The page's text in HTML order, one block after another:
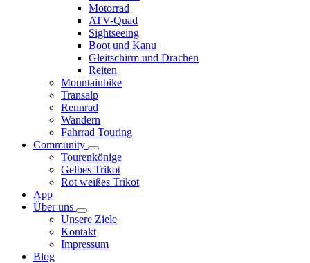
Motorrad
ATV-Quad
Sightseeing
Boot und Kanu
Gleitschirm und Drachen
Reiten
Mountainbike
Transalp
Rennrad
Wandern
Fahrrad Touring
Community
Tourenkönige
Gelbes Trikot
Rot weißes Trikot
App
Über uns
Unsere Ziele
Kontakt
Impressum
Blog